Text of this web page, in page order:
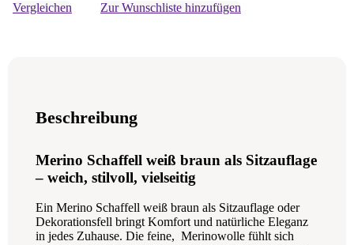
Vergleichen Zur Wunschliste hinzufügen
Beschreibung
Merino Schaffell weiß braun als Sitzauflage
– weich, stilvoll, vielseitig
Ein Merino Schaffell weiß braun als Sitzauflage oder
Dekorationsfell bringt Komfort und natürliche Eleganz
in jedes Zuhause. Die feine, Merinowolle fühlt sich